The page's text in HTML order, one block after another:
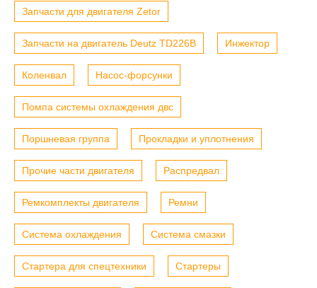
Запчасти для двигателя Zetor
Запчасти на двигатель Deutz TD226B Инжектор
Коленвал Насос-форсунки
Помпа системы охлаждения двс
Поршневая группа Прокладки и уплотнения
Прочие части двигателя Распредвал
Ремкомплекты двигателя Ремни
Система охлаждения Система смазки
Стартера для спецтехники Стартеры